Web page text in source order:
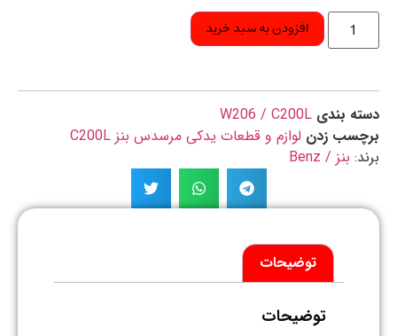
افزودن به سبد خرید
بندی W206 / C200L
زدن لوازم و قطعات یدکی مرسدس بنز C200L
بنز / Benz
توضیحات
توضیحات